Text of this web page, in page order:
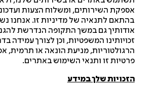
השירותים, ומשלוח הצעות ועדכונים, או
לתנאיה של מדיניות זו. אנחנו נשמור
גם במשך התקופה הנדרשת להגנה
המשפטיות, וכן לצורך עמידה בדרישות
מניעת הונאה או תרמית, אכיפה
זו ותנאי השימוש באתרים.
שלך במידע